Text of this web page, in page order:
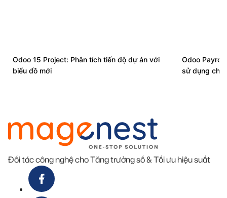
Odoo 15 Project: Phân tích tiến độ dự án với
biểu đồ mới
Odoo
sử dụng cho
Đối tác công nghệ cho Tăng trưởng số & Tối ưu hiệu suất